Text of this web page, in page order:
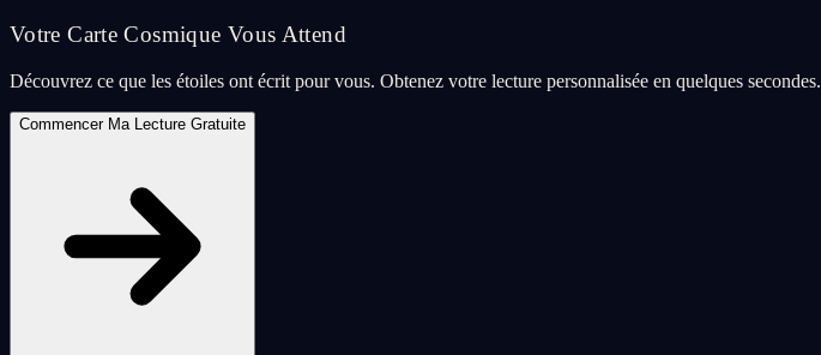
Votre Carte Cosmique Vous Attend
Découvrez ce que les étoiles ont écrit pour vous. Obtenez votre lecture personnalisée en quelques secondes.
Commencer Ma Lecture Gratuite